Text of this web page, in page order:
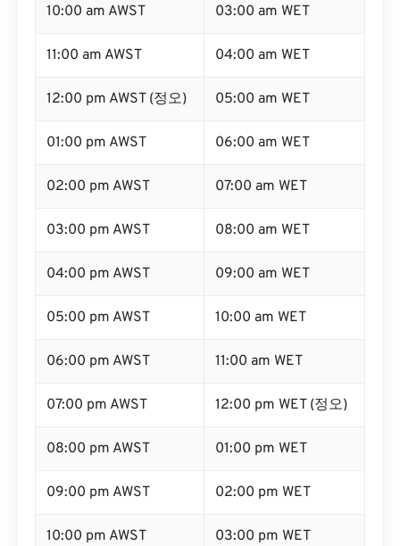
10:00 am AWST 03:00 am WET
11:00 am AWST 04:00 am WET
12:00 pm AWST (정오) 05:00 am WET
01:00 pm AWST 06:00 am WET
02:00 pm AWST 07:00 am WET
03:00 pm AWST 08:00 am WET
04:00 pm AWST 09:00 am WET
05:00 pm AWST 10:00 am WET
06:00 pm AWST 11:00 am WET
07:00 pm AWST 12:00 pm WET (정오)
08:00 pm AWST 01:00 pm WET
09:00 pm AWST 02:00 pm WET
10:00 pm AWST 03:00 pm WET